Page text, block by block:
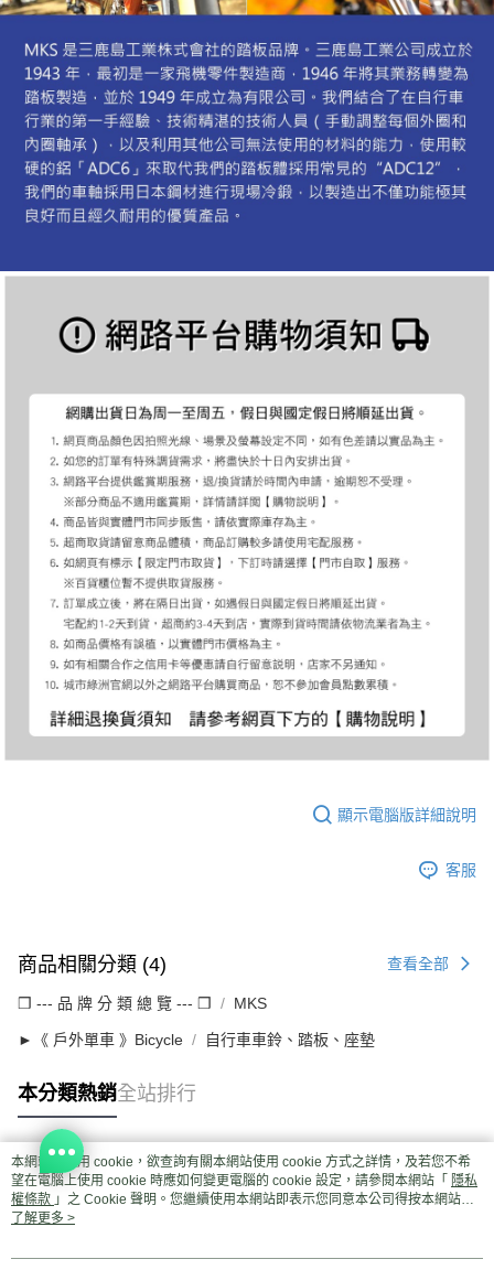
顯示電腦版詳細說明
客服
商品相關分類 (4) 查看全部
❒ --- 品 牌 分 類 總 覽 --- ❒ MKS
►《 戶外單車 》Bicycle 自行車車鈴、踏板、座墊
本分類熱銷全站排行
熱門標籤
本網站中使用 cookie，欲查詢有關本網站使用 cookie 方式之詳情，及若您不希
望在電腦上使用 cookie 時應如何變更電腦的 cookie 設定，請參閱本網站「 隱私
權條款 」之 Cookie 聲明。您繼續使用本網站即表示您同意本公司得按本網站使
用條款之 Cookie 聲明使用 cookie。
了解更多 >